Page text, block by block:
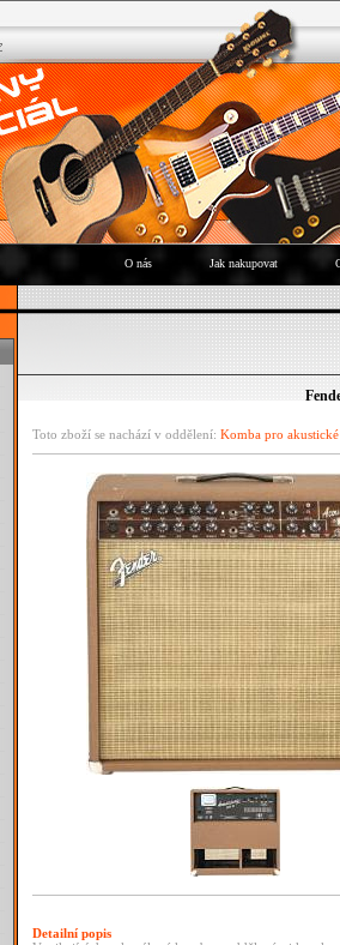
O nás Jak nakupovat
Toto zboží se nachází v oddělení: Komba pro
Detailní popis